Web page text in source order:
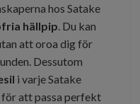
hos Satake
hällpip . Du kan
att oroa dig för
Dessutom
i varje Satake
för att passa perfekt